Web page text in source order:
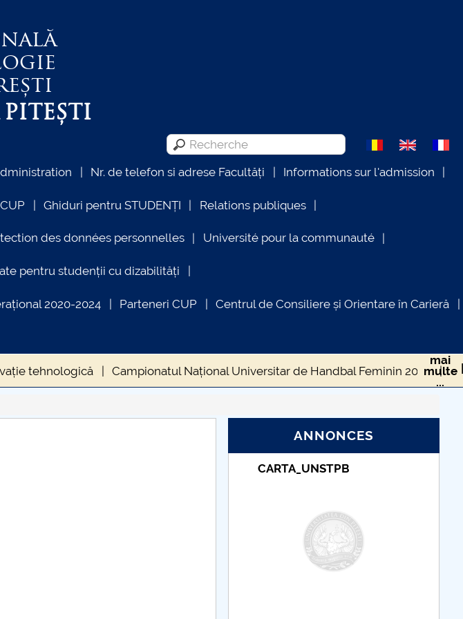
Nr. de telefon si adrese Facultăți Informations sur l'admission
Ghiduri pentru STUDENȚI Relations publiques
des données personnelles Université pour la communauté
pentru studenții cu dizabilități
2020-2024 Parteneri CUP Centrul de Consiliere și Orientare în Carieră
tehnologică Campionatul Național Universitar de Handbal Feminin 2026
mai
multe
...
ANNONCES
CARTA_UNSTPB